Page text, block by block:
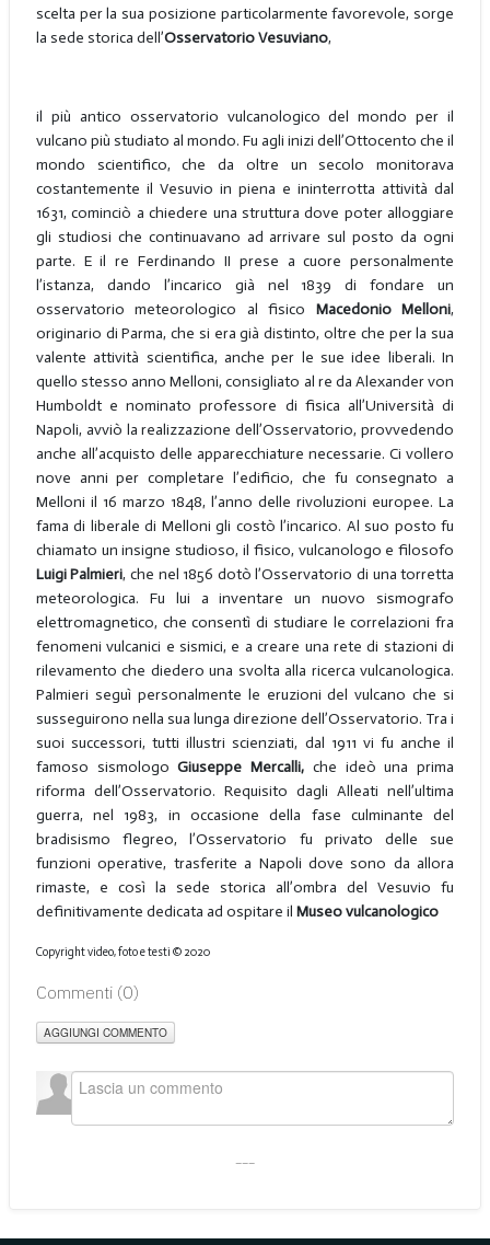
scelta per la sua posizione particolarmente favorevole, sorge
la sede storica dell’Osservatorio Vesuviano,
il più antico osservatorio vulcanologico del mondo per il
vulcano più studiato al mondo. Fu agli inizi dell’Ottocento che il
mondo scientifico, che da oltre un secolo monitorava
costantemente il Vesuvio in piena e ininterrotta attività dal
1631, cominciò a chiedere una struttura dove poter alloggiare
gli studiosi che continuavano ad arrivare sul posto da ogni
parte. E il re Ferdinando II prese a cuore personalmente
l’istanza, dando l’incarico già nel 1839 di fondare un
osservatorio meteorologico al fisico Macedonio Melloni,
originario di Parma, che si era già distinto, oltre che per la sua
valente attività scientifica, anche per le sue idee liberali. In
quello stesso anno Melloni, consigliato al re da Alexander von
Humboldt e nominato professore di fisica all’Università di
Napoli, avviò la realizzazione dell’Osservatorio, provvedendo
anche all’acquisto delle apparecchiature necessarie. Ci vollero
nove anni per completare l’edificio, che fu consegnato a
Melloni il 16 marzo 1848, l’anno delle rivoluzioni europee. La
fama di liberale di Melloni gli costò l’incarico. Al suo posto fu
chiamato un insigne studioso, il fisico, vulcanologo e filosofo
Luigi Palmieri, che nel 1856 dotò l’Osservatorio di una torretta
meteorologica. Fu lui a inventare un nuovo sismografo
elettromagnetico, che consentì di studiare le correlazioni fra
fenomeni vulcanici e sismici, e a creare una rete di stazioni di
rilevamento che diedero una svolta alla ricerca vulcanologica.
Palmieri seguì personalmente le eruzioni del vulcano che si
susseguirono nella sua lunga direzione dell’Osservatorio. Tra i
suoi successori, tutti illustri scienziati, dal 1911 vi fu anche il
famoso sismologoGiuseppe Mercalli, che ideò una prima
riforma dell’Osservatorio. Requisito dagli Alleati nell’ultima
guerra, nel 1983, in occasione della fase culminante del
bradisismo flegreo, l’Osservatorio fu privato delle sue
funzioni operative, trasferite a Napoli dove sono da allora
rimaste, e così la sede storica all’ombra del Vesuvio fu
definitivamente dedicata ad ospitare il Museo vulcanologico
Copyright video, foto e testi © 2020
Commenti (0)
AGGIUNGI COMMENTO